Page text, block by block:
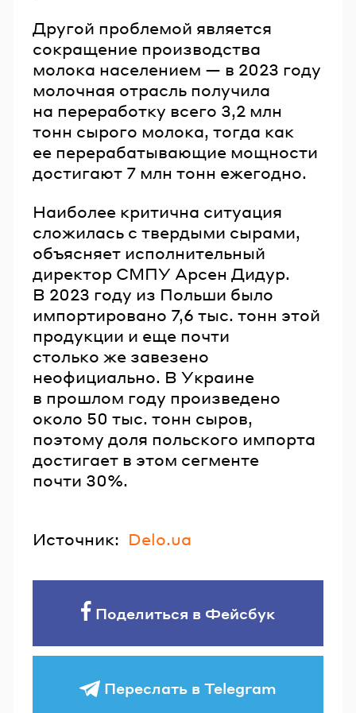
Другой проблемой является
сокращение производства
молока населением — в 2023 году
молочная отрасль получила
на переработку всего 3,2 млн
тонн сырого молока, тогда как
ее перерабатывающие мощности
достигают 7 млн тонн ежегодно.
Наиболее критична ситуация
сложилась с твердыми сырами,
объясняет исполнительный
директор СМПУ Арсен Дидур.
В 2023 году из Польши было
импортировано 7,6 тыс. тонн этой
продукции и еще почти
столько же завезено
неофициально. В Украине
в прошлом году произведено
около 50 тыс. тонн сыров,
поэтому доля польского импорта
достигает в этом сегменте
почти 30%.
Источник: Delo.ua
Поделиться в Фейсбук
Переслать в Telegram